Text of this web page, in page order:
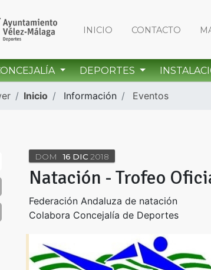
INICIO CONTACTO
DEPORTES
Inicio Información Eventos
DOM 16 DIC 2018
Natación - Trofeo
Federación Andaluza de natación
Colabora Concejalía de Deportes